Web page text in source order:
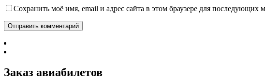
Сохранить моё имя, email и адрес сайта в этом браузере для последующих
Заказ авиабилетов